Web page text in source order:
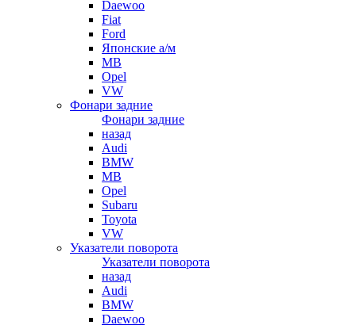
Daewoo
Fiat
Ford
Японские а/м
MB
Opel
VW
Фонари задние
Фонари задние
назад
Audi
BMW
MB
Opel
Subaru
Toyota
VW
Указатели поворота
Указатели поворота
назад
Audi
BMW
Daewoo